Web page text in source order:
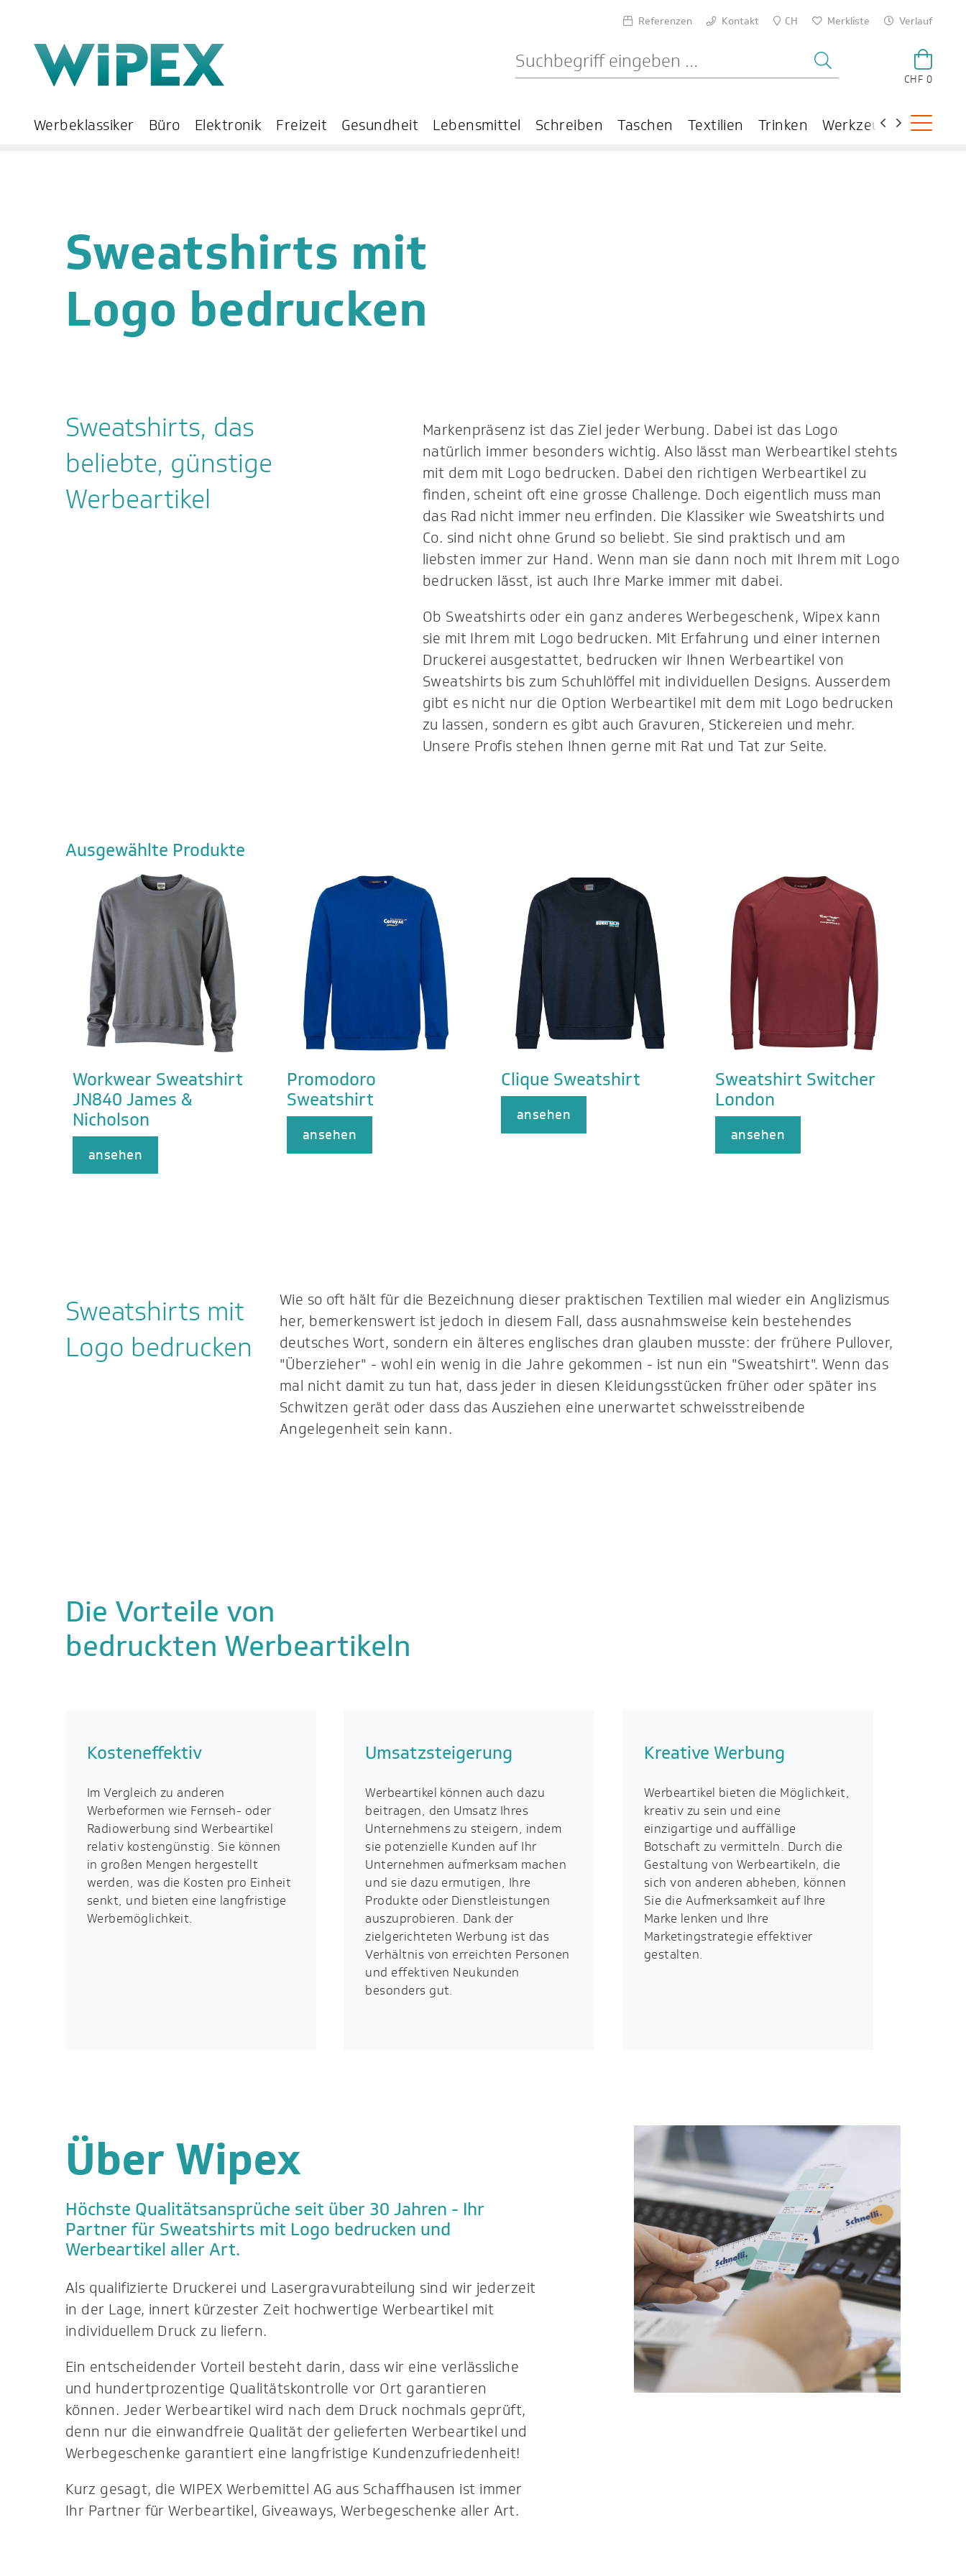
Referenzen Kontakt CH Merkliste Verlauf
CHF 0
Werbeklassiker Büro Elektronik Freizeit Gesundheit Lebensmittel Schreiben Taschen Textilien Trinken Werkzeuge
Sweatshirts mit
Logo bedrucken
Sweatshirts, das
beliebte, günstige
Werbeartikel
Markenpräsenz ist das Ziel jeder Werbung. Dabei ist das Logo
natürlich immer besonders wichtig. Also lässt man Werbeartikel stehts
mit dem mit Logo bedrucken. Dabei den richtigen Werbeartikel zu
finden, scheint oft eine grosse Challenge. Doch eigentlich muss man
das Rad nicht immer neu erfinden. Die Klassiker wie Sweatshirts und
Co. sind nicht ohne Grund so beliebt. Sie sind praktisch und am
liebsten immer zur Hand. Wenn man sie dann noch mit Ihrem mit Logo
bedrucken lässt, ist auch Ihre Marke immer mit dabei.
Ob Sweatshirts oder ein ganz anderes Werbegeschenk, Wipex kann
sie mit Ihrem mit Logo bedrucken. Mit Erfahrung und einer internen
Druckerei ausgestattet, bedrucken wir Ihnen Werbeartikel von
Sweatshirts bis zum Schuhlöffel mit individuellen Designs. Ausserdem
gibt es nicht nur die Option Werbeartikel mit dem mit Logo bedrucken
zu lassen, sondern es gibt auch Gravuren, Stickereien und mehr.
Unsere Profis stehen Ihnen gerne mit Rat und Tat zur Seite.
Ausgewählte Produkte
Workwear Sweatshirt
JN840 James &
Nicholson
ansehen
Promodoro
Sweatshirt
ansehen
Clique Sweatshirt
ansehen
Sweatshirt Switcher
London
ansehen
Sweatshirts mit
Logo bedrucken
Wie so oft hält für die Bezeichnung dieser praktischen Textilien mal wieder ein Anglizismus
her, bemerkenswert ist jedoch in diesem Fall, dass ausnahmsweise kein bestehendes
deutsches Wort, sondern ein älteres englisches dran glauben musste: der frühere Pullover,
"Überzieher" - wohl ein wenig in die Jahre gekommen - ist nun ein "Sweatshirt". Wenn das
mal nicht damit zu tun hat, dass jeder in diesen Kleidungsstücken früher oder später ins
Schwitzen gerät oder dass das Ausziehen eine unerwartet schweisstreibende
Angelegenheit sein kann.
Die Vorteile von
bedruckten Werbeartikeln
Kosteneffektiv
Im Vergleich zu anderen
Werbeformen wie Fernseh- oder
Radiowerbung sind Werbeartikel
relativ kostengünstig. Sie können
in großen Mengen hergestellt
werden, was die Kosten pro Einheit
senkt, und bieten eine langfristige
Werbemöglichkeit.
Umsatzsteigerung
Werbeartikel können auch dazu
beitragen, den Umsatz Ihres
Unternehmens zu steigern, indem
sie potenzielle Kunden auf Ihr
Unternehmen aufmerksam machen
und sie dazu ermutigen, Ihre
Produkte oder Dienstleistungen
auszuprobieren. Dank der
zielgerichteten Werbung ist das
Verhältnis von erreichten Personen
und effektiven Neukunden
besonders gut.
Kreative Werbung
Werbeartikel bieten die Möglichkeit,
kreativ zu sein und eine
einzigartige und auffällige
Botschaft zu vermitteln. Durch die
Gestaltung von Werbeartikeln, die
sich von anderen abheben, können
Sie die Aufmerksamkeit auf Ihre
Marke lenken und Ihre
Marketingstrategie effektiver
gestalten.
Über Wipex
Höchste Qualitätsansprüche seit über 30 Jahren - Ihr
Partner für Sweatshirts mit Logo bedrucken und
Werbeartikel aller Art.
Als qualifizierte Druckerei und Lasergravurabteilung sind wir jederzeit
in der Lage, innert kürzester Zeit hochwertige Werbeartikel mit
individuellem Druck zu liefern.
Ein entscheidender Vorteil besteht darin, dass wir eine verlässliche
und hundertprozentige Qualitätskontrolle vor Ort garantieren
können. Jeder Werbeartikel wird nach dem Druck nochmals geprüft,
denn nur die einwandfreie Qualität der gelieferten Werbeartikel und
Werbegeschenke garantiert eine langfristige Kundenzufriedenheit!
Kurz gesagt, die WIPEX Werbemittel AG aus Schaffhausen ist immer
Ihr Partner für Werbeartikel, Giveaways, Werbegeschenke aller Art.